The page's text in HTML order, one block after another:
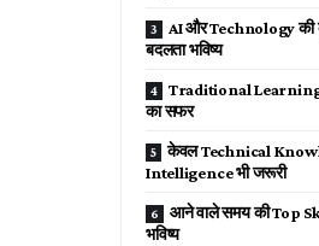
AI और Technology की
बदलता भविष्य
Traditional
का सफर
केवल Technical
Intelligence भी जरूरी
आने वाले समय की Top
भविष्य